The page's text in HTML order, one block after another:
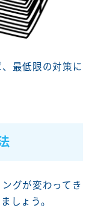
最低限の対策に
グが変わってき
しょう。